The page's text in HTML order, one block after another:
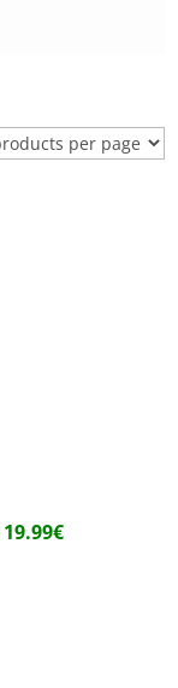
19.99€